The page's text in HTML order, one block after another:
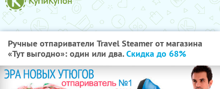
Ручные отпариватели Travel Steamer от магазина
«Тут выгодно»: один или два.Скидка до 68%